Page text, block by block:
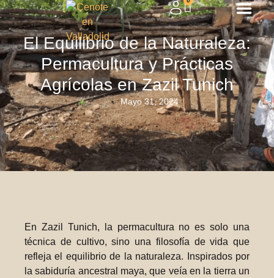
El Equilibrio de la Naturaleza:
Permacultura y Prácticas
Agrícolas en Zazil Tunich
Mayo 31, 2024
En Zazil Tunich, la permacultura no es solo una
técnica de cultivo, sino una filosofía de vida que
refleja el equilibrio de la naturaleza. Inspirados por
la sabiduría ancestral maya, que veía en la tierra un